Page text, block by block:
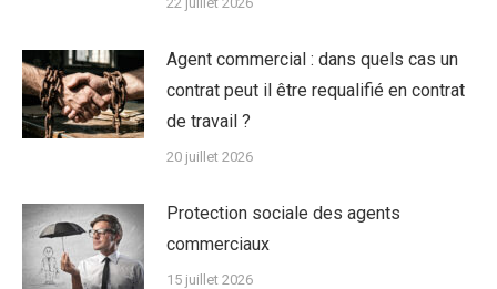
Agent commercial : dans quels cas un
contrat peut il être requalifié en contrat
de travail ?
20 juillet 2026
Protection sociale des agents
commerciaux
15 juillet 2026